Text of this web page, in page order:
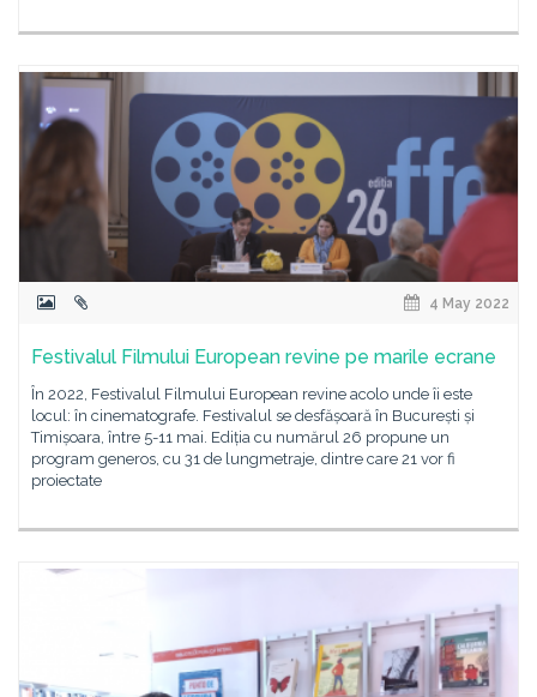
4 May 2022
Festivalul Filmului European revine pe marile ecrane
În 2022, Festivalul Filmului European revine acolo unde îi este
locul: în cinematografe. Festivalul se desfășoară în București și
Timișoara, între 5-11 mai. Ediția cu numărul 26 propune un
program generos, cu 31 de lungmetraje, dintre care 21 vor fi
proiectate